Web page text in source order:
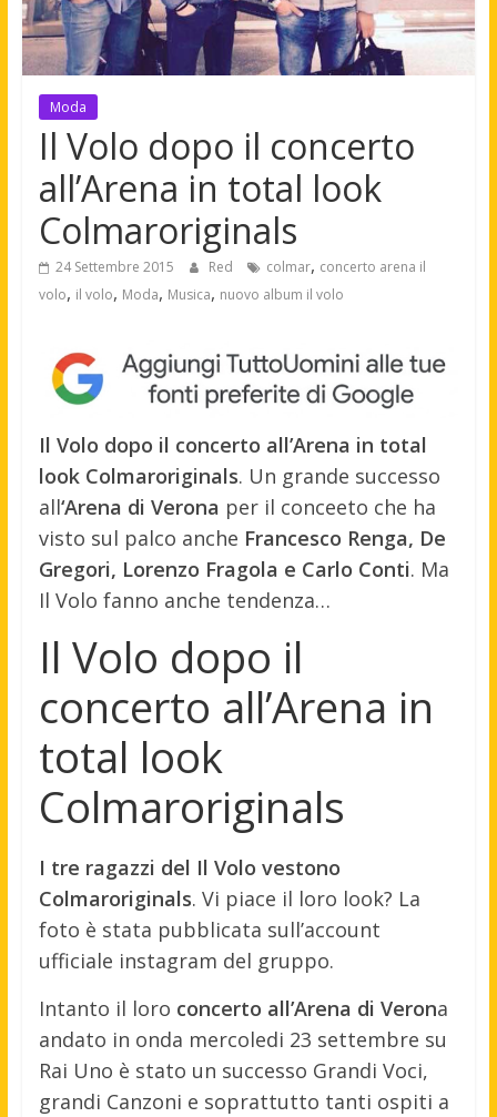
Moda
Il Volo dopo il concerto
all’Arena in total look
Colmaroriginals
24 Settembre 2015 Red colmar, concerto arena il
volo, il volo, Moda, Musica, nuovo album il volo
Il Volo dopo il concerto all’Arena in total
look Colmaroriginals. Un grande successo
all‘Arena di Verona per il conceeto che ha
visto sul palco anche Francesco Renga, De
Gregori, Lorenzo Fragola e Carlo Conti. Ma
Il Volo fanno anche tendenza…
Il Volo dopo il
concerto all’Arena in
total look
Colmaroriginals
I tre ragazzi del Il Volo vestono
Colmaroriginals. Vi piace il loro look? La
foto è stata pubblicata sull’account
ufficiale instagram del gruppo.
Intanto il loro concerto all’Arena di Verona
andato in onda mercoledi 23 settembre su
Rai Uno è stato un successo Grandi Voci,
grandi Canzoni e soprattutto tanti ospiti a